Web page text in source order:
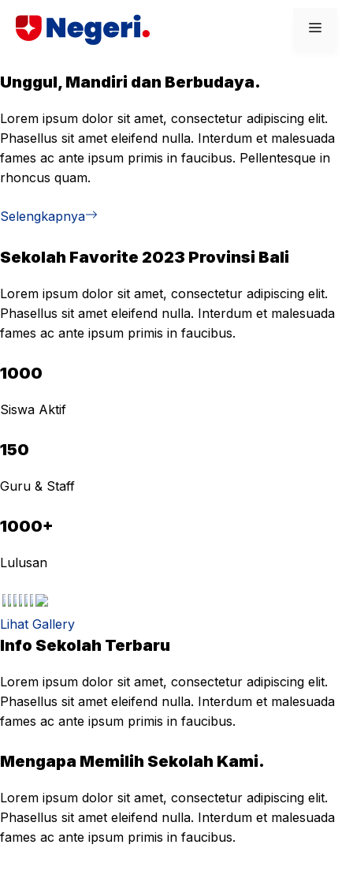
Unggul, Mandiri dan Berbudaya.
Lorem ipsum dolor sit amet, consectetur adipiscing elit.
Phasellus sit amet eleifend nulla. Interdum et malesuada
fames ac ante ipsum primis in faucibus. Pellentesque in
rhoncus quam.
Selengkapnya
Sekolah Favorite 2023 Provinsi Bali
Lorem ipsum dolor sit amet, consectetur adipiscing elit.
Phasellus sit amet eleifend nulla. Interdum et malesuada
fames ac ante ipsum primis in faucibus.
1000
Siswa Aktif
150
Guru & Staff
1000+
Lulusan
Lihat Gallery
Info Sekolah Terbaru
Lorem ipsum dolor sit amet, consectetur adipiscing elit.
Phasellus sit amet eleifend nulla. Interdum et malesuada
fames ac ante ipsum primis in faucibus.
Mengapa Memilih Sekolah Kami.
Lorem ipsum dolor sit amet, consectetur adipiscing elit.
Phasellus sit amet eleifend nulla. Interdum et malesuada
fames ac ante ipsum primis in faucibus.